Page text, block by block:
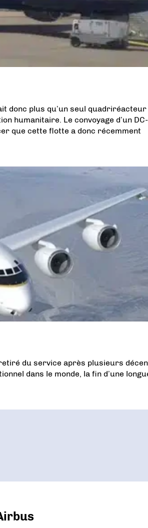
donc plus qu’un seul quadriréacteur
humanitaire. Le convoyage d’un
que cette flotte a donc récemment
du service après plusieurs
dans le monde, la fin d’une